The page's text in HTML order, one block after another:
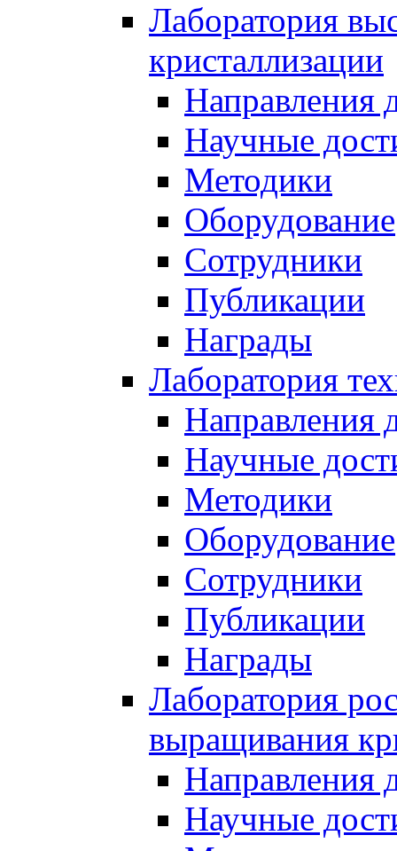
Лаборатория
кристаллизации
Направления
Научные
Методики
Оборудование
Сотрудники
Публикации
Награды
Лаборатория
Направления
Научные
Методики
Оборудование
Сотрудники
Публикации
Награды
Лаборатория
выращивания
Направления
Научные